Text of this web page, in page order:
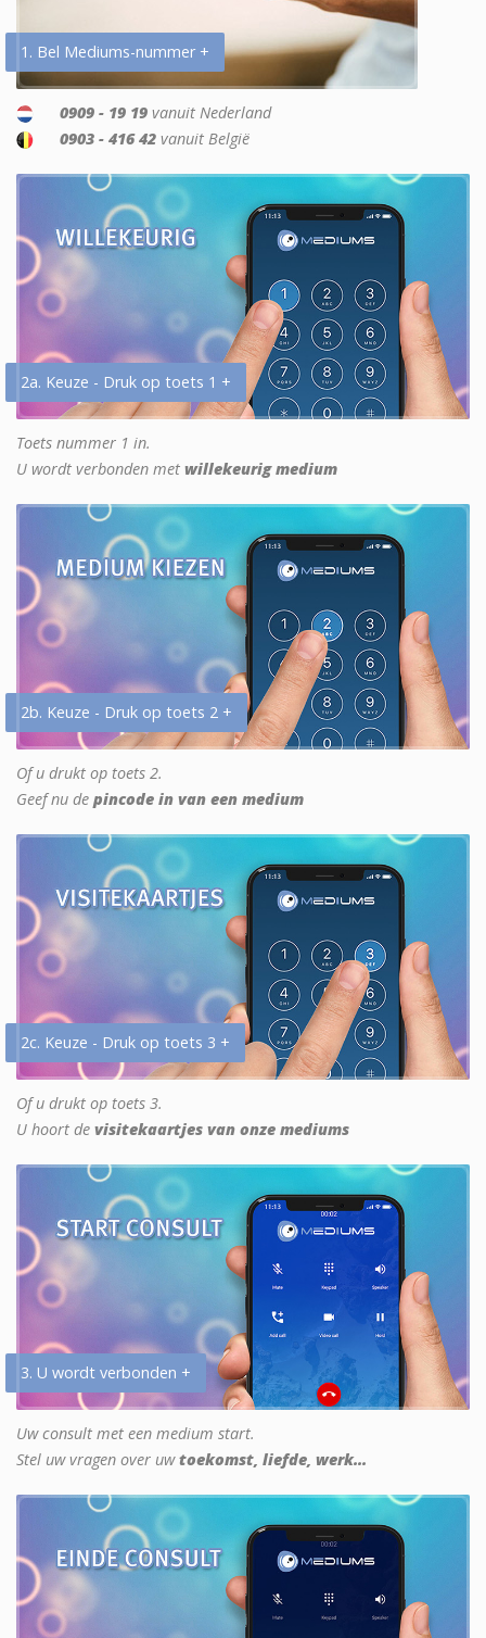
1. Bel Mediums-nummer +
0909 - 19 19 vanuit Nederland
0903 - 416 42 vanuit België
2a. Keuze - Druk op toets 1 +
Toets nummer 1 in.
U wordt verbonden met willekeurig medium
2b. Keuze - Druk op toets 2 +
Of u drukt op toets 2.
Geef nu de pincode in van een medium
2c. Keuze - Druk op toets 3 +
Of u drukt op toets 3.
U hoort de visitekaartjes van onze mediums
3. U wordt verbonden +
Uw consult met een medium start.
Stel uw vragen over uwtoekomst, liefde, werk...